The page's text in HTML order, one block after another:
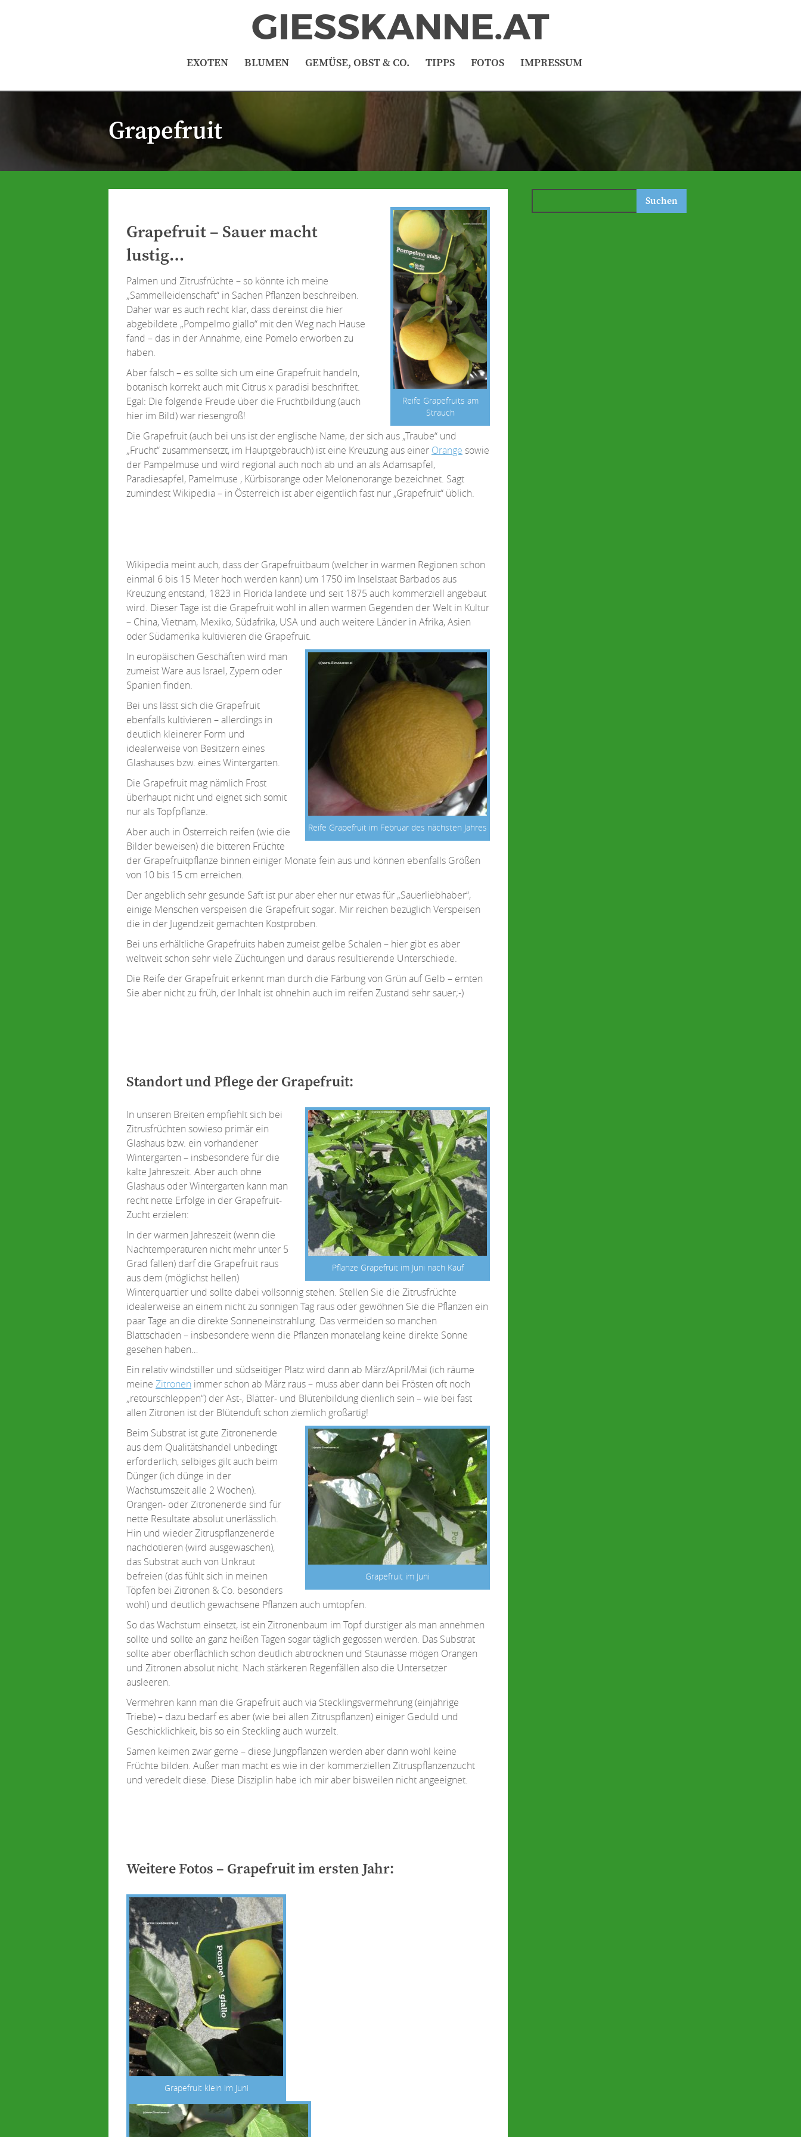
GIESSKANNE.AT
EXOTEN BLUMEN GEMÜSE, OBST & CO. TIPPS FOTOS IMPRESSUM
Grapefruit
Reife Grapefruits am
Strauch
Grapefruit – Sauer macht
lustig…
Palmen und Zitrusfrüchte – so könnte ich meine
„Sammelleidenschaft“ in Sachen Pflanzen beschreiben.
Daher war es auch recht klar, dass dereinst die hier
abgebildete „Pompelmo giallo“ mit den Weg nach Hause
fand – das in der Annahme, eine Pomelo erworben zu
haben.
Aber falsch – es sollte sich um eine Grapefruit handeln,
botanisch korrekt auch mit Citrus x paradisi beschriftet.
Egal: Die folgende Freude über die Fruchtbildung (auch
hier im Bild) war riesengroß!
Die Grapefruit (auch bei uns ist der englische Name, der sich aus „Traube“ und
„Frucht“ zusammensetzt, im Hauptgebrauch) ist eine Kreuzung aus einer Orange sowie
der Pampelmuse und wird regional auch noch ab und an als Adamsapfel,
Paradiesapfel, Pamelmuse , Kürbisorange oder Melonenorange bezeichnet. Sagt
zumindest Wikipedia – in Österreich ist aber eigentlich fast nur „Grapefruit“ üblich.
Wikipedia meint auch, dass der Grapefruitbaum (welcher in warmen Regionen schon
einmal 6 bis 15 Meter hoch werden kann) um 1750 im Inselstaat Barbados aus
Kreuzung entstand, 1823 in Florida landete und seit 1875 auch kommerziell angebaut
wird. Dieser Tage ist die Grapefruit wohl in allen warmen Gegenden der Welt in Kultur
– China, Vietnam, Mexiko, Südafrika, USA und auch weitere Länder in Afrika, Asien
oder Südamerika kultivieren die Grapefruit.
Reife Grapefruit im Februar des nächsten Jahres
In europäischen Geschäften wird man
zumeist Ware aus Israel, Zypern oder
Spanien finden.
Bei uns lässt sich die Grapefruit
ebenfalls kultivieren – allerdings in
deutlich kleinerer Form und
idealerweise von Besitzern eines
Glashauses bzw. eines Wintergarten.
Die Grapefruit mag nämlich Frost
überhaupt nicht und eignet sich somit
nur als Topfpflanze.
Aber auch in Österreich reifen (wie die
Bilder beweisen) die bitteren Früchte
der Grapefruitpflanze binnen einiger Monate fein aus und können ebenfalls Größen
von 10 bis 15 cm erreichen.
Der angeblich sehr gesunde Saft ist pur aber eher nur etwas für „Sauerliebhaber“,
einige Menschen verspeisen die Grapefruit sogar. Mir reichen bezüglich Verspeisen
die in der Jugendzeit gemachten Kostproben.
Bei uns erhältliche Grapefruits haben zumeist gelbe Schalen – hier gibt es aber
weltweit schon sehr viele Züchtungen und daraus resultierende Unterschiede.
Die Reife der Grapefruit erkennt man durch die Färbung von Grün auf Gelb – ernten
Sie aber nicht zu früh, der Inhalt ist ohnehin auch im reifen Zustand sehr sauer;-)
Standort und Pflege der Grapefruit:
Pflanze Grapefruit im Juni nach Kauf
In unseren Breiten empfiehlt sich bei
Zitrusfrüchten sowieso primär ein
Glashaus bzw. ein vorhandener
Wintergarten – insbesondere für die
kalte Jahreszeit. Aber auch ohne
Glashaus oder Wintergarten kann man
recht nette Erfolge in der Grapefruit-
Zucht erzielen:
In der warmen Jahreszeit (wenn die
Nachtemperaturen nicht mehr unter 5
Grad fallen) darf die Grapefruit raus
aus dem (möglichst hellen)
Winterquartier und sollte dabei vollsonnig stehen. Stellen Sie die Zitrusfrüchte
idealerweise an einem nicht zu sonnigen Tag raus oder gewöhnen Sie die Pflanzen ein
paar Tage an die direkte Sonneneinstrahlung. Das vermeiden so manchen
Blattschaden – insbesondere wenn die Pflanzen monatelang keine direkte Sonne
gesehen haben…
Ein relativ windstiller und südseitiger Platz wird dann ab März/April/Mai (ich räume
meine Zitronen immer schon ab März raus – muss aber dann bei Frösten oft noch
„retourschleppen“) der Ast-, Blätter- und Blütenbildung dienlich sein – wie bei fast
allen Zitronen ist der Blütenduft schon ziemlich großartig!
Grapefruit im Juni
Beim Substrat ist gute Zitronenerde
aus dem Qualitätshandel unbedingt
erforderlich, selbiges gilt auch beim
Dünger (ich dünge in der
Wachstumszeit alle 2 Wochen).
Orangen- oder Zitronenerde sind für
nette Resultate absolut unerlässlich.
Hin und wieder Zitruspflanzenerde
nachdotieren (wird ausgewaschen),
das Substrat auch von Unkraut
befreien (das fühlt sich in meinen
Töpfen bei Zitronen & Co. besonders
wohl) und deutlich gewachsene Pflanzen auch umtopfen.
So das Wachstum einsetzt, ist ein Zitronenbaum im Topf durstiger als man annehmen
sollte und sollte an ganz heißen Tagen sogar täglich gegossen werden. Das Substrat
sollte aber oberflächlich schon deutlich abtrocknen und Staunässe mögen Orangen
und Zitronen absolut nicht. Nach stärkeren Regenfällen also die Untersetzer
ausleeren.
Vermehren kann man die Grapefruit auch via Stecklingsvermehrung (einjährige
Triebe) – dazu bedarf es aber (wie bei allen Zitruspflanzen) einiger Geduld und
Geschicklichkeit, bis so ein Steckling auch wurzelt.
Samen keimen zwar gerne – diese Jungpflanzen werden aber dann wohl keine
Früchte bilden. Außer man macht es wie in der kommerziellen Zitruspflanzenzucht
und veredelt diese. Diese Disziplin habe ich mir aber bisweilen nicht angeeignet.
Weitere Fotos – Grapefruit im ersten Jahr:
Grapefruit klein im Juni